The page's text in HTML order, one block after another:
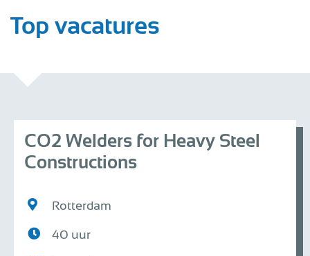
Top vacatures
CO2 Welders for Heavy Steel
Constructions
Rotterdam
40 uur